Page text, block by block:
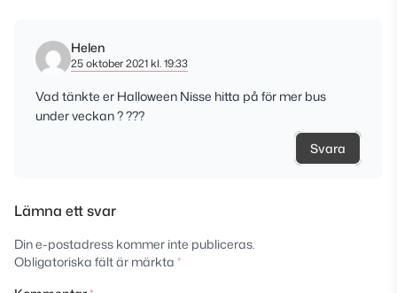
Helen
25 oktober 2021 kl. 19:33
Vad tänkte er Halloween Nisse hitta på för mer bus
under veckan ? ???
Svara
Lämna ett svar
Din e-postadress kommer inte publiceras.
Obligatoriska fält är märkta *